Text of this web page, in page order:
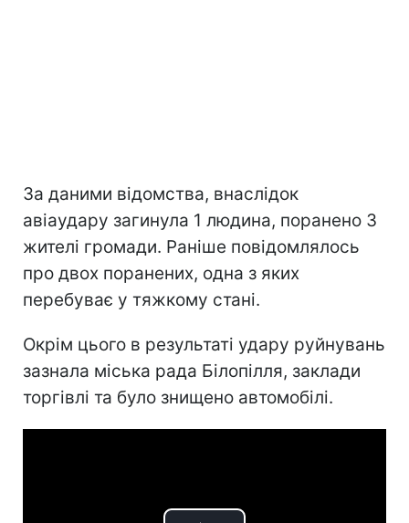
За даними відомства, внаслідок
авіаудару загинула 1 людина, поранено 3
жителі громади. Раніше повідомлялось
про двох поранених, одна з яких
перебуває у тяжкому стані.
Окрім цього в результаті удару руйнувань
зазнала міська рада Білопілля, заклади
торгівлі та було знищено автомобілі.